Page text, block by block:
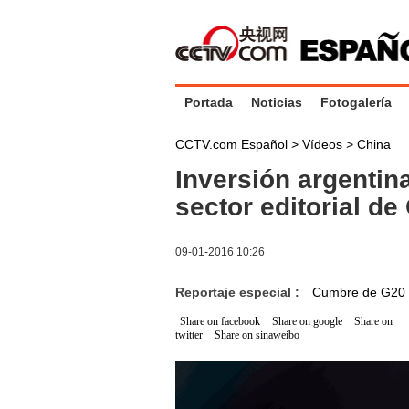
Portada Noticias Fotogalería
CCTV.com Español > Vídeos > China
Inversión
sector editorial de
09-01-2016 10:26
Reportaje especial : Cumbre de G20
Share on facebook Share on google
Share on
twitter
Share on sinaweibo